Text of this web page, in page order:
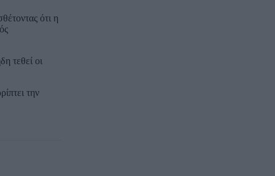
ότι η
τεθεί οι
την